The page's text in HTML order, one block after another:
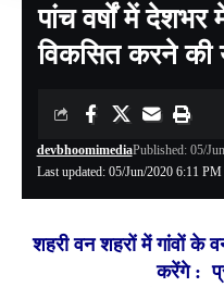
Devbhoomi Media>Blog>
पांच वर्षों में
विकसित करने की
Last updated: 05/Jun/2020 6:11 PM
devbhoomimediaPublished: 05/
शहरी वन शहरों में गांवों के
करेंगे :